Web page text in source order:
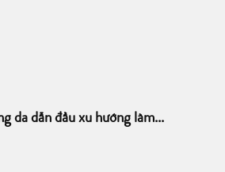
da dẫn đầu xu hướng làm...